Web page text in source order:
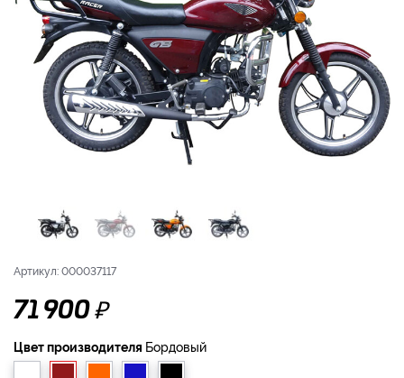
Артикул: 000037117
71 900₽
Цвет производителя Бордовый